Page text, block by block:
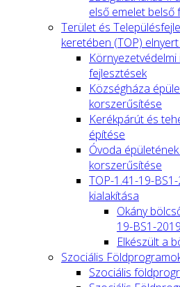
első emelet belső
Terület és
keretében (TOP)
fejlesztések
Községháza
korszerűsítése
Kerékpárút és
építése
Óvoda
korszerűsítése
TOP-1.41-19-
kialakítása
Okány
19-BS1-
Elkészült a
Szociális
Szociális